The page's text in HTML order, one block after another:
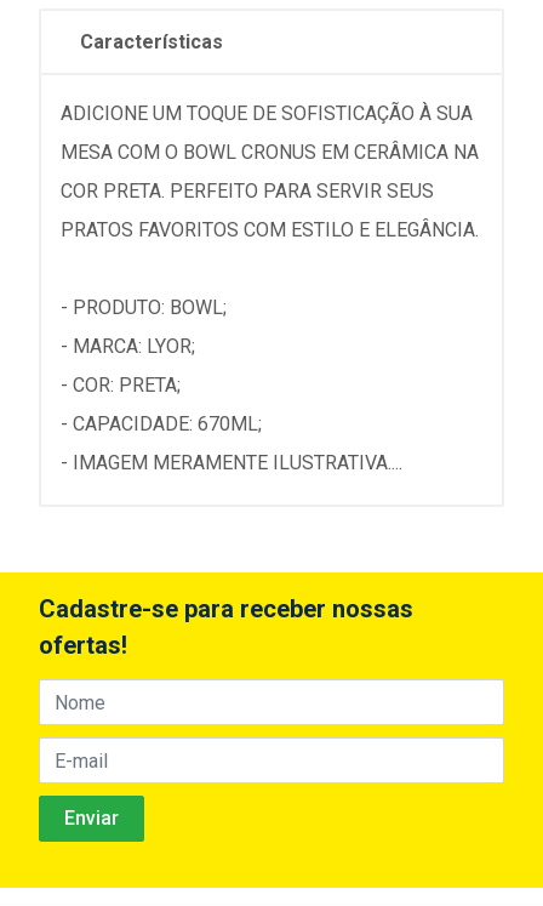
Características
ADICIONE UM TOQUE DE SOFISTICAÇÃO À SUA
MESA COM O BOWL CRONUS EM CERÂMICA NA
COR PRETA. PERFEITO PARA SERVIR SEUS
PRATOS FAVORITOS COM ESTILO E ELEGÂNCIA.
- PRODUTO: BOWL;
- MARCA: LYOR;
- COR: PRETA;
- CAPACIDADE: 670ML;
- IMAGEM MERAMENTE ILUSTRATIVA....
Cadastre-se para receber nossas
ofertas!